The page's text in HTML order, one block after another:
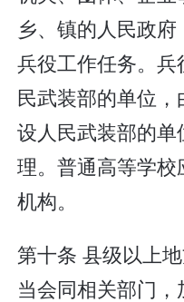
乡、镇的人民政
兵役工作任务。兵
民武装部的单位
设人民武装部的
理。普通高等学
机构。
第十条 县级以上
当会同相关部门